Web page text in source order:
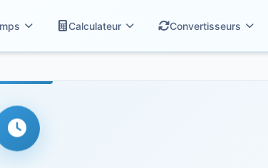
Calculateur Convertisseurs